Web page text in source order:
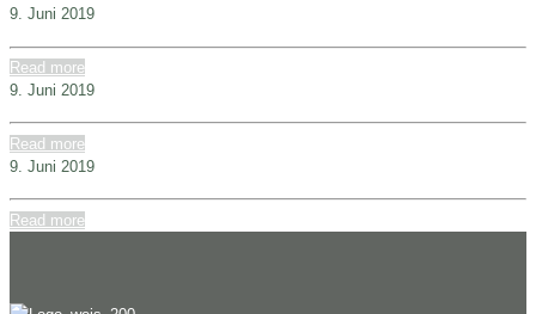
9. Juni 2019
Read more
9. Juni 2019
Read more
9. Juni 2019
Read more